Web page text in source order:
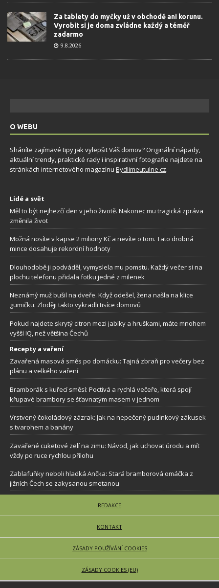
Za tablety do myčky už v obchodě ani korunu.
Vyrobit si je doma zvládne každý a téměř
zadarmo
9.8.2026
O WEBU
Sháníte zajímavé tipy jak vylepšit Váš domov? Originální nápady,
aktuální trendy, praktické rady i inspirativní fotografie najdete na
stránkách internetového magazínu Bydlimeutulne.cz.
Lidé a svět
Měl to být nejhezčí den v jeho životě. Nakonec mu tragická zpráva
změnila život
Možná nosíte v kapse 2 miliony Kč a nevíte o tom. Tato drobná
mince dosahuje rekordní hodnoty
Dlouhodobě ji podváděl, vymyslela mu pomstu. Každý večer si na
plochu telefonu přidala fotku jedné z milenek
Neznámý muž bušil na dveře. Když odešel, žena našla na klice
gumičku. Zloději takto vykradli tisíce domovů
Pokud najdete skrytý citron mezi jablky a hruškami, máte mnohem
vyšší IQ, než většina Čechů
Recepty a vaření
Zavařená masová směs po domácku: Tajná zbraň pro večery bez
plánu a velkého vaření
Bramborák s kuřecí směsí: Poctivá a rychlá večeře, která spojí
křupavé brambory se šťavnatým masem v jednom
Vrstvený čokoládový zázrak: Jak na nepečený pudinkový zákusek
s tvarohem a banány
Zavařené cuketové zelí na zimu: Návod, jak uchovat úrodu a mít
vždy po ruce rychlou přílohu
Zablafuňky neboli hladká Ančka: Stará bramborová omáčka z
jižních Čech se zakysanou smetanou
REDAKCE
KONTAKT
ZÁSADY POUŽÍVÁNÍ COOKIES
ZÁSADY COOKIES (EU)